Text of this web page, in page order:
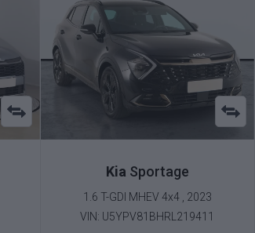
Kia Sportage
1.6 T-GDI MHEV 4x4 , 2023
VIN: U5YPV81BHRL219411